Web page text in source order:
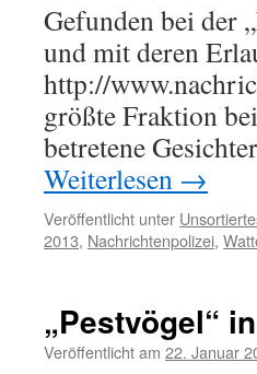
Gefunden bei der
und mit deren
http://
größte Fraktion
betretene
Weiterlesen →
Veröffentlicht unter
2013, Nachrichtenpolizei,
„Pestvögel“
Veröffentlicht am 22. Januar